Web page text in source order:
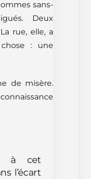
sans-
Deux
rue, elle, a
: une
de misère.
à cet
l’écart